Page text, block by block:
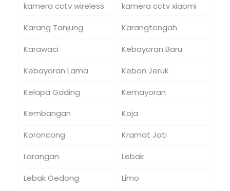
kamera cctv wireless
kamera cctv xiaomi
Karang Tanjung
Karangtengah
Karawaci
Kebayoran Baru
Kebayoran Lama
Kebon Jeruk
Kelapa Gading
Kemayoran
Kembangan
Koja
Koroncong
Kramat Jati
Larangan
Lebak
Lebak Gedong
Limo